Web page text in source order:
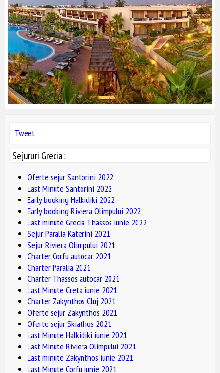
Tweet
Sejururi Grecia:
Oferte sejur Santorini 2022
Last Minute Santorini 2022
Early booking Halkidiki 2022
Early booking Riviera Olimpului 2022
Last minute Grecia Thassos iunie 2022
Sejur Paralia Katerini 2021
Sejur Riviera Olimpului 2021
Charter Corfu autocar 2021
Charter Paralia 2021
Charter Thassos autocar 2021
Last Minute Creta iunie 2021
Charter Zakynthos Cluj 2021
Oferte sejur Zakynthos 2021
Oferte sejur Skiathos 2021
Last Minute Halkidiki iunie 2021
Last Minute Riviera Olimpului 2021
Last minute Zakynthos iunie 2021
Last Minute Corfu iunie 2021